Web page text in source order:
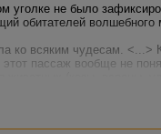
уголке не было
обитателей
ко всяким чудесам. <...>
пассаж вообще не
"мысленно